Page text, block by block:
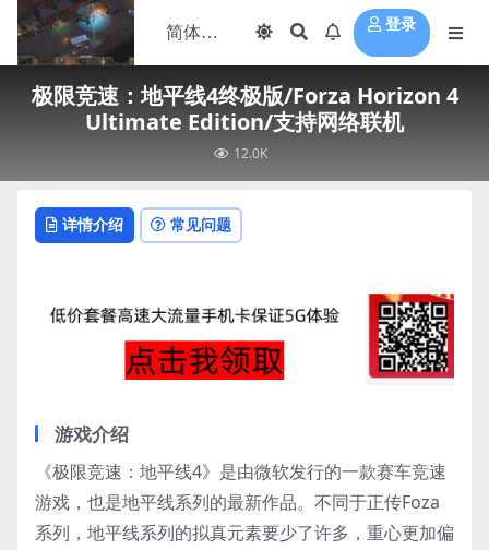
登录
极限竞速：地平线4终极版/Forza Horizon 4
Ultimate Edition/支持网络联机
12.0K
详情介绍 常见问题
游戏介绍
《极限竞速：地平线4》是由微软发行的一款赛车竞速
游戏，也是地平线系列的最新作品。不同于正传Foza
系列，地平线系列的拟真元素要少了许多，重心更加偏